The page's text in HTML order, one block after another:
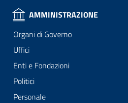
AMMINISTRAZIONE
Organi di Governo
Uffici
Enti e Fondazioni
Politici
Personale